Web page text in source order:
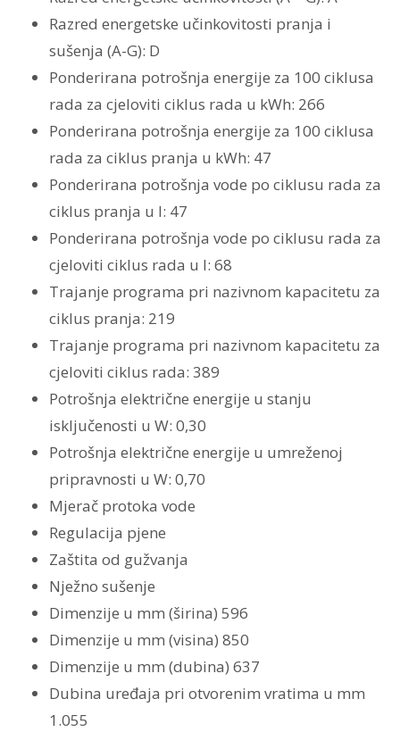
Razred energetske učinkovitosti pranja i
sušenja (A-G): D
Ponderirana potrošnja energije za 100 ciklusa
rada za cjeloviti ciklus rada u kWh: 266
Ponderirana potrošnja energije za 100 ciklusa
rada za ciklus pranja u kWh: 47
Ponderirana potrošnja vode po ciklusu rada za
ciklus pranja u l: 47
Ponderirana potrošnja vode po ciklusu rada za
cjeloviti ciklus rada u l: 68
Trajanje programa pri nazivnom kapacitetu za
ciklus pranja: 219
Trajanje programa pri nazivnom kapacitetu za
cjeloviti ciklus rada: 389
Potrošnja električne energije u stanju
isključenosti u W: 0,30
Potrošnja električne energije u umreženoj
pripravnosti u W: 0,70
Mjerač protoka vode
Regulacija pjene
Zaštita od gužvanja
Nježno sušenje
Dimenzije u mm (širina) 596
Dimenzije u mm (visina) 850
Dimenzije u mm (dubina) 637
Dubina uređaja pri otvorenim vratima u mm
1.055